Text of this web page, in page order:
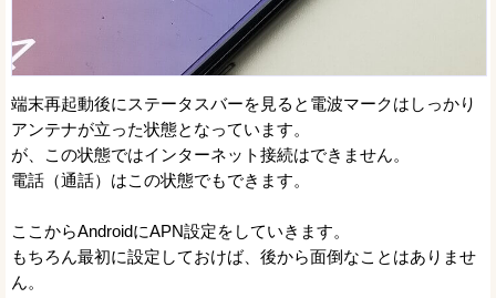
端末再起動後にステータスバーを見ると電波マークはしっかり
アンテナが立った状態となっています。
が、この状態ではインターネット接続はできません。
電話（通話）はこの状態でもできます。
ここからAndroidにAPN設定をしていきます。
もちろん最初に設定しておけば、後から面倒なことはありませ
ん。